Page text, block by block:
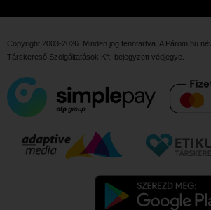
Copyright 2003-2026. Minden jog fenntartva. A Párom.hu
Társkereső Szolgáltatások Kft.
bejegyzett védjegye.